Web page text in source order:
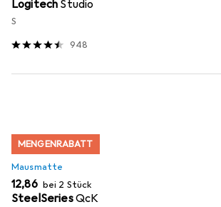
Logitech Studio
S
948
MENGENRABATT
Mausmatte
EUR
12,86 bei 2 Stück
SteelSeriesQcK